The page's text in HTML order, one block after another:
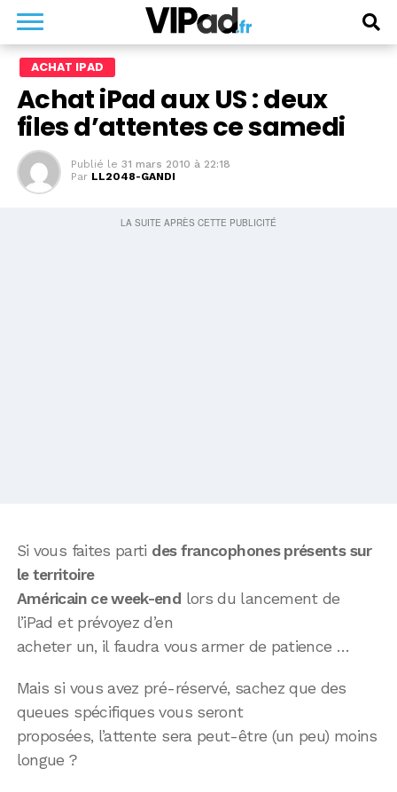
ACHAT IPAD
Achat iPad aux US : deux
files d’attentes ce samedi
Publié le 31 mars 2010 à 22:18
Par LL2048-GANDI
Si vous faites parti des francophones présents sur
le territoire
Américain ce week-end lors du lancement de
l’iPad et prévoyez d’en
acheter un, il faudra vous armer de patience …
Mais si vous avez pré-réservé, sachez que des
queues spécifiques vous seront
proposées, l’attente sera peut-être (un peu) moins
longue ?